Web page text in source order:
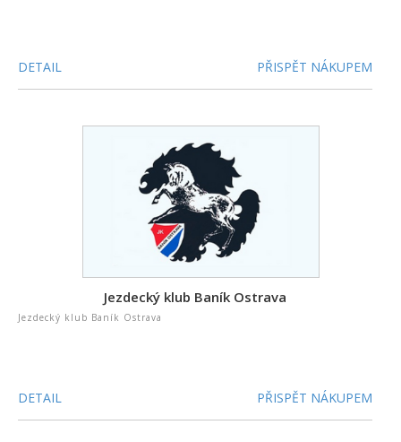
DETAIL PŘISPĚT NÁKUPEM
Jezdecký klub Baník Ostrava
Jezdecký klub Baník Ostrava
DETAIL PŘISPĚT NÁKUPEM